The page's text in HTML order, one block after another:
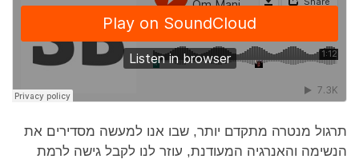
תרגול מנטרה מתקדם יותר, שבו אנו למעשה מסדירים את
הנשימה והאנרגיה המעודנת, עוזר לנו לקבל גישה לרמת